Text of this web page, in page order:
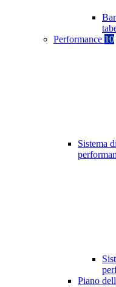
Performance 10
Sistema
Piano